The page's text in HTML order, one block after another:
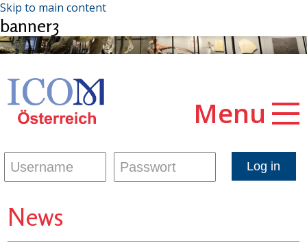
Skip to main content
banner3
Menu
News